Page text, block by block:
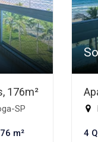
176m²
SP
m² 4